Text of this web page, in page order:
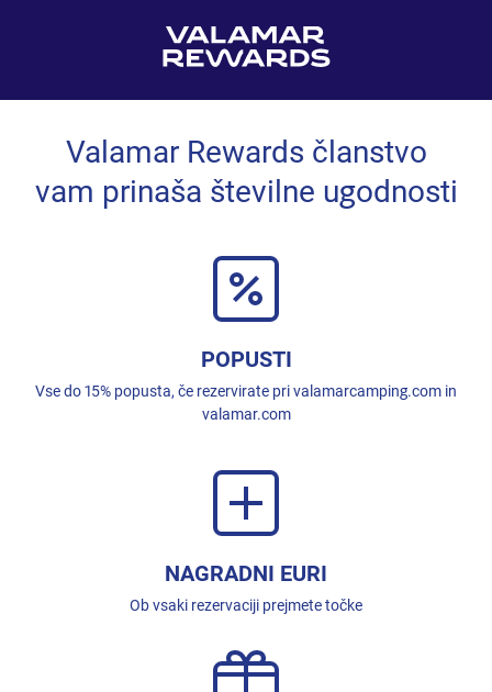
Valamar Rewards članstvo
vam prinaša številne ugodnosti
POPUSTI
Vse do 15% popusta, če rezervirate pri valamarcamping.com in
valamar.com
NAGRADNI EURI
Ob vsaki rezervaciji prejmete točke